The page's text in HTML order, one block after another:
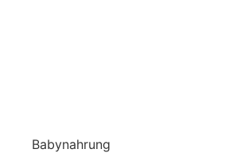
Babynahrung